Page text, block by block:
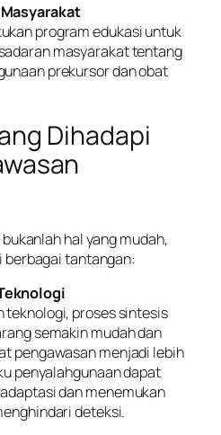
program edukasi untuk
masyarakat tentang
prekursor dan obat
Dihadapi
hal yang mudah,
berbagai tantangan:
teknologi, proses sintesis
semakin mudah dan
pengawasan menjadi lebih
penyalahgunaan dapat
dan menemukan
deteksi.